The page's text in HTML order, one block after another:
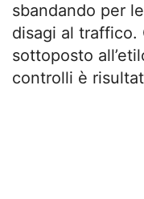
sbandando per
disagi al traffico.
sottoposto
controlli è